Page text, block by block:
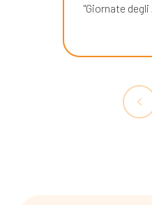
"Giornate